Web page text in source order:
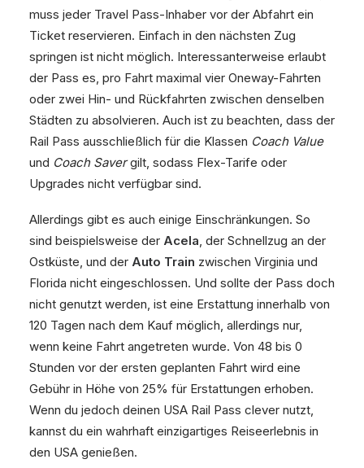
muss jeder Travel Pass-Inhaber vor der Abfahrt ein
Ticket reservieren. Einfach in den nächsten Zug
springen ist nicht möglich. Interessanterweise erlaubt
der Pass es, pro Fahrt maximal vier Oneway-Fahrten
oder zwei Hin- und Rückfahrten zwischen denselben
Städten zu absolvieren. Auch ist zu beachten, dass der
Rail Pass ausschließlich für die Klassen Coach Value
und Coach Savergilt, sodass Flex-Tarife oder
Upgrades nicht verfügbar sind.
Allerdings gibt es auch einige Einschränkungen. So
sind beispielsweise der Acela, der Schnellzug an der
Ostküste, und der Auto Train zwischen Virginia und
Florida nicht eingeschlossen. Und sollte der Pass doch
nicht genutzt werden, ist eine Erstattung innerhalb von
120 Tagen nach dem Kauf möglich, allerdings nur,
wenn keine Fahrt angetreten wurde. Von 48 bis 0
Stunden vor der ersten geplanten Fahrt wird eine
Gebühr in Höhe von 25% für Erstattungen erhoben.
Wenn du jedoch deinen USA Rail Pass clever nutzt,
kannst du ein wahrhaft einzigartiges Reiseerlebnis in
den USA genießen.